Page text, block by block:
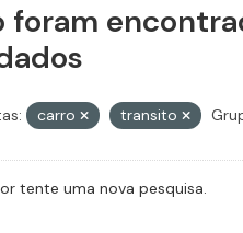
foram
carro transito
tente uma nova pesquisa.